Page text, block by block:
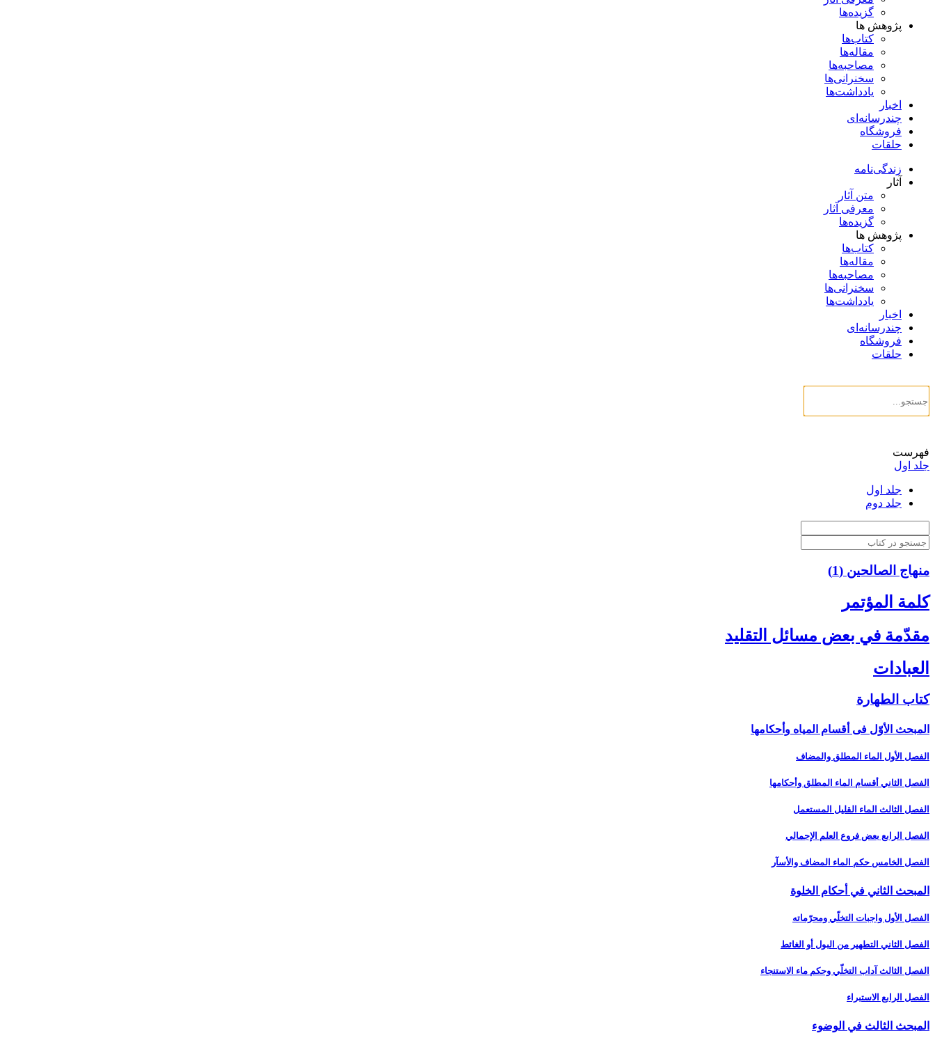
گزیده‌ها
پژوهش ها
کتاب‌ها
مقاله‌ها
مصاحبه‌ها
سخنرانی‌ها
یادداشت‌ها
اخبار
چندرسانه‌ای
فروشگاه
حلقات
زندگی‌نامه
آثار
متن آثار
معرفی آثار
گزیده‌ها
پژوهش ها
کتاب‌ها
مقاله‌ها
مصاحبه‌ها
سخنرانی‌ها
یادداشت‌ها
اخبار
چندرسانه‌ای
فروشگاه
حلقات
فهرست
جلد اول
جلد اول
جلد دوم
منهاج الصالحین (1)
كلمة المؤتمر
مقدّمة في بعض مسائل التقليد
العبادات‏
كتاب الطهارة
المبحث الأوّل فى أقسام المياه وأحكامها
الفصل الأول الماء المطلق والمضاف‏
الفصل الثاني أقسام الماء المطلق وأحكامها
الفصل الثالث الماء القليل المستعمل‏
الفصل الرابع بعض فروع العلم الإجمالي‏
الفصل الخامس حكم الماء المضاف والأسآر
المبحث الثاني في أحكام الخلوة
الفصل الأول واجبات التخلّي ومحرّماته‏
الفصل الثاني التطهير من البول أو الغائط
الفصل الثالث آداب التخلّي وحكم ماء الاستنجاء
الفصل الرابع الاستبراء
المبحث الثالث في الوضوء